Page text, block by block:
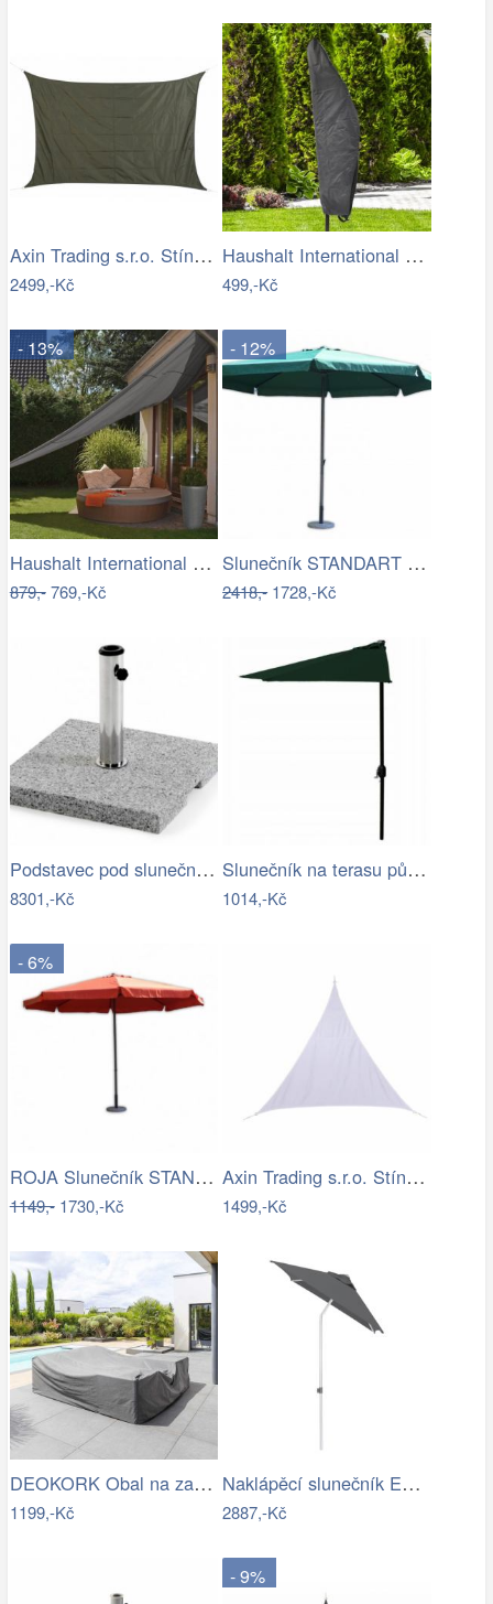
Axin Trading s.r.o. Stínící plachta…
2499,-Kč
Haushalt International Ochranný obal na…
499,-Kč
- 13%
Haushalt International Stínící…
879,-769,-Kč
- 12%
Slunečník STANDART 4m ROJAPLAST
2418,-1728,-Kč
Podstavec pod slunečník ODDIN - GD
8301,-Kč
Slunečník na terasu půlkruhový - zelený…
1014,-Kč
- 6%
ROJA Slunečník STANDART 4m - terracota
1149,-1730,-Kč
Axin Trading s.r.o. Stínící plachta…
1499,-Kč
DEOKORK Obal na zahradní nábytek…
1199,-Kč
Naklápěcí slunečník EASY PUSH 150x210…
2887,-Kč
- 9%